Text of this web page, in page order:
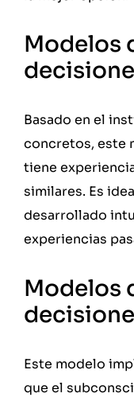
Modelos
Basado en el
concretos, este
tiene
similares. Es
desarrollado
experiencias
Modelos
Este modelo
que el